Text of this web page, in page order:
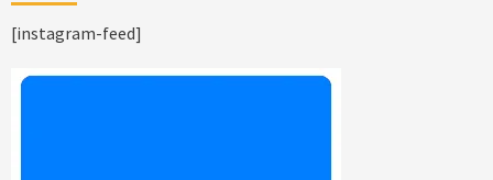
[instagram-feed]